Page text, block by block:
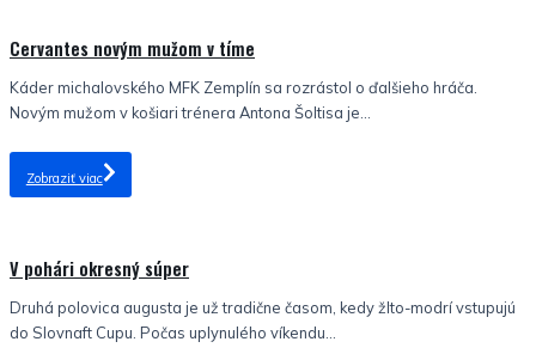
Cervantes novým mužom v tíme
Káder michalovského MFK Zemplín sa rozrástol o ďalšieho hráča.
Novým mužom v košiari trénera Antona Šoltisa je...
Zobraziť viac
V pohári okresný súper
Druhá polovica augusta je už tradične časom, kedy žlto-modrí vstupujú
do Slovnaft Cupu. Počas uplynulého víkendu...